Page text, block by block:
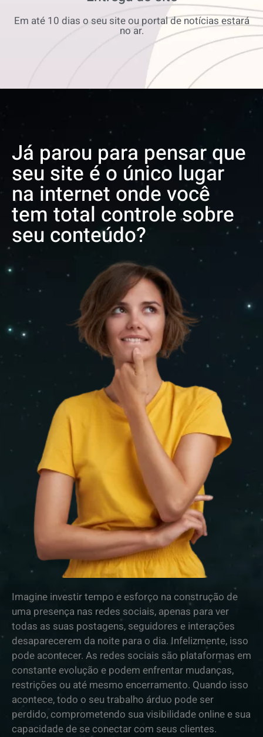
Em até 10 dias o seu site ou portal de notícias estará
no ar.
Já parou para pensar que
seu site é o único lugar
na internet onde você
tem total controle sobre
seu conteúdo?
Imagine investir tempo e esforço na construção de
uma presença nas redes sociais, apenas para ver
todas as suas postagens, seguidores e interações
desaparecerem da noite para o dia. Infelizmente, isso
pode acontecer. As redes sociais são plataformas em
constante evolução e podem enfrentar mudanças,
restrições ou até mesmo encerramento. Quando isso
acontece, todo o seu trabalho árduo pode ser
perdido, comprometendo sua visibilidade online e sua
capacidade de se conectar com seus clientes.